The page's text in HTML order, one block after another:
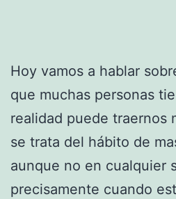
Hoy vamos a hablar
que muchas personas
realidad puede traernos
se trata del hábito de
aunque no en cualquier
precisamente cuando